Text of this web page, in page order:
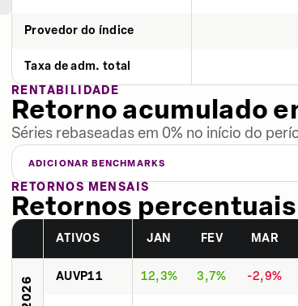
Provedor do índice
Taxa de adm. total
RENTABILIDADE
Retorno acumulado
Séries rebaseadas em 0% no início do
ADICIONAR BENCHMARKS
RETORNOS MENSAIS
Retornos percentuais
ATIVOS JAN FEV MAR
2026 AUVP11 12,3% 3,7% -2,9%